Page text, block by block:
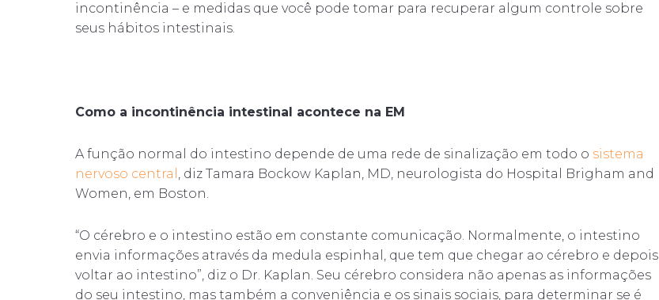
incontinência – e medidas que você pode tomar para recuperar algum controle sobre
seus hábitos intestinais.
Como a incontinência intestinal acontece na EM
A função normal do intestino depende de uma rede de sinalização em todo o sistema
nervoso central , diz Tamara Bockow Kaplan, MD, neurologista do Hospital Brigham and
Women, em Boston.
“O cérebro e o intestino estão em constante comunicação. Normalmente, o intestino
envia informações através da medula espinhal, que tem que chegar ao cérebro e depois
voltar ao intestino”, diz o Dr. Kaplan. Seu cérebro considera não apenas as informações
do seu intestino, mas também a conveniência e os sinais sociais, para determinar se é